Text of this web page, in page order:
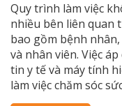
Quy trình làm việc
nhiều bên liên quan
bao gồm bệnh
và nhân viên. Việc
tin y tế và máy tính
làm việc chăm sóc